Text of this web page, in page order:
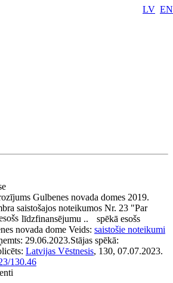
LV EN
Gulbenes novada domes 2019.
saistošajos noteikumos Nr. 23 "Par
līdzfinansējumu ..
spēkā esošs
novada dome Veids: saistošie noteikumi
29.06.2023.Stājas spēkā:
Latvijas Vēstnesis, 130, 07.07.2023.
130.46